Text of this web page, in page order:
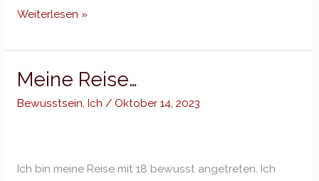
Weiterlesen »
Meine Reise…
Bewusstsein, Ich / Oktober 14, 2023
Ich bin meine Reise mit 18 bewusst angetreten. Ich
Meine
Reise…